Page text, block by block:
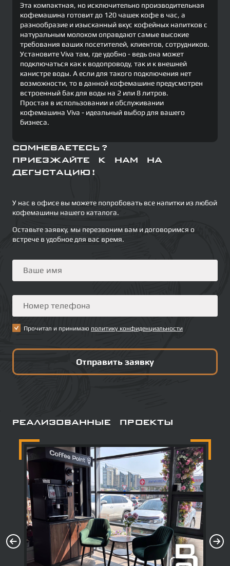
Эта компактная, но исключительно производительная
кофемашина готовит до 120 чашек кофе в час, а
разнообразие и изысканный вкус кофейных напитков с
натуральным молоком оправдают самые высокие
требования ваших посетителей, клиентов, сотрудников.
Установите Viva там, где удобно - ведь она может
подключаться как к водопроводу, так и к внешней
канистре воды. А если для такого подключения нет
возможности, то в данной кофемашине предусмотрен
встроенный бак для воды на 2 или 8 литров.
Простая в использовании и обслуживании
кофемашина Viva - идеальный выбор для вашего
бизнеса.
Сомневаетесь?
Приезжайте к нам на
дегустацию!
У нас в офисе вы можете попробовать все напитки из любой
кофемашины нашего каталога.
Оставьте заявку, мы перезвоним вам и договоримся о
встрече в удобное для вас время.
Прочитал и принимаю политику конфиденциальности
Отправить заявку
Реализованные проекты